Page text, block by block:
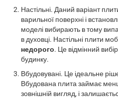
Настільні. Даний варіант
варильної поверхні і
моделі вибирають в тому
в духовці. Настільні плити
недорого. Це відмінний
будинку.
Вбудовувані. Це ідеальне
Вбудована плита займає
зовнішній вигляд, і